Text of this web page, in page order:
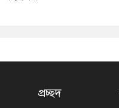
প্রচ্ছদ